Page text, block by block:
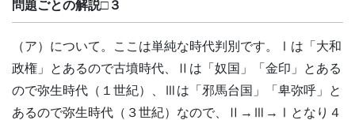
問題ごとの解説□３
（ア）について。ここは単純な時代判別です。Ⅰは「大和
政権」とあるので古墳時代、Ⅱは「奴国」「金印」とある
ので弥生時代（１世紀）、Ⅲは「邪馬台国」「卑弥呼」と
あるので弥生時代（３世紀）なので、Ⅱ→Ⅲ→Ⅰとなり４